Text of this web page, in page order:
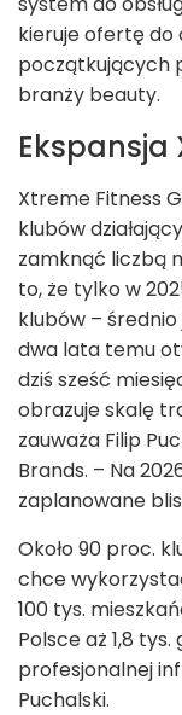
kieruje ofertę do
początkujących
branży beauty.
Ekspansja
Xtreme Fitness
klubów
zamknąć liczbą
to, że tylko w
klubów –
dwa lata temu
dziś sześć
obrazuje skalę
zauważa Filip
Brands. – Na
zaplanowane
Około 90 proc.
chce
100 tys.
Polsce aż 1,8
profesjonalnej
Puchalski.